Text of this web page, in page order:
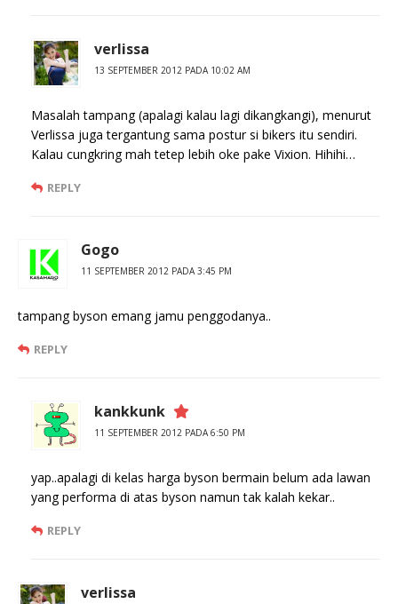
verlissa
13 SEPTEMBER 2012 PADA 10:02 AM
Masalah tampang (apalagi kalau lagi dikangkangi), menurut
Verlissa juga tergantung sama postur si bikers itu sendiri.
Kalau cungkring mah tetep lebih oke pake Vixion. Hihihi…
REPLY
Gogo
11 SEPTEMBER 2012 PADA 3:45 PM
tampang byson emang jamu penggodanya..
REPLY
kankkunk
11 SEPTEMBER 2012 PADA 6:50 PM
yap..apalagi di kelas harga byson bermain belum ada lawan
yang performa di atas byson namun tak kalah kekar..
REPLY
verlissa